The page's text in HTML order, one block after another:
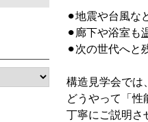
⚫︎地震や台風な
⚫︎廊下や浴室も
⚫︎次の世代へと
構造見学会では
どうやって「性
丁寧にご説明さ